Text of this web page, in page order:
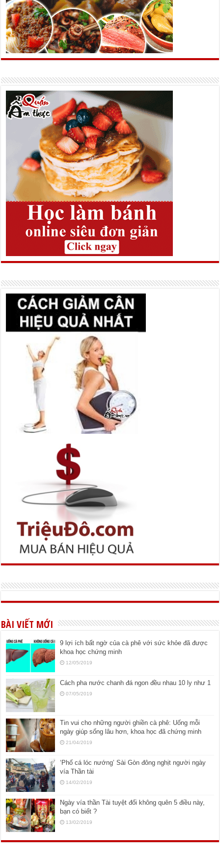
BÀI VIẾT MỚI
9 lợi ích bất ngờ của cà phê với sức khỏe đã được
khoa học chứng minh
12/05/2019
Cách pha nước chanh đá ngon đều nhau 10 ly như 1
07/05/2019
Tin vui cho những người ghiền cà phê: Uống mỗi
ngày giúp sống lâu hơn, khoa học đã chứng minh
21/04/2019
‘Phố cá lóc nướng’ Sài Gòn đông nghịt người ngày
vía Thần tài
14/02/2019
Ngày vía thần Tài tuyệt đối không quên 5 điều này,
bạn có biết ?
13/02/2019